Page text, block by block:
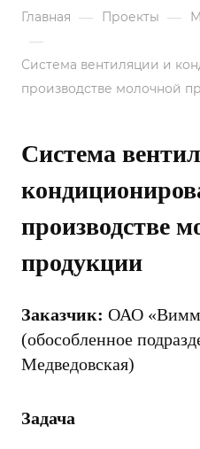
Главная — Проекты —
—
Система вентиляции и
производстве молочной
Система
производстве
продукции
Заказчик: ОАО
(обособленное
Медведовская)
Задача